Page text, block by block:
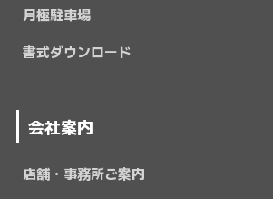
月極駐車場
書式ダウンロード
会社案内
店舗・事務所ご案内